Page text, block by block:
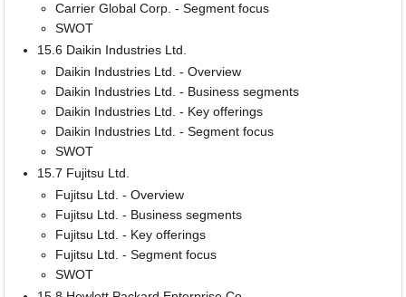
Carrier Global Corp. - Segment focus
SWOT
15.6 Daikin Industries Ltd.
Daikin Industries Ltd. - Overview
Daikin Industries Ltd. - Business segments
Daikin Industries Ltd. - Key offerings
Daikin Industries Ltd. - Segment focus
SWOT
15.7 Fujitsu Ltd.
Fujitsu Ltd. - Overview
Fujitsu Ltd. - Business segments
Fujitsu Ltd. - Key offerings
Fujitsu Ltd. - Segment focus
SWOT